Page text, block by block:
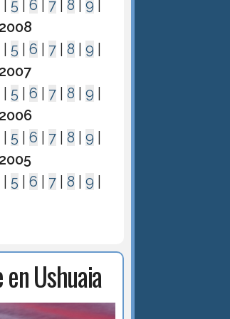
5 |6 7 |8 |9
5 |6 7 |8 |9
5 |6 7 |8 |9
5 |6 7 |8 |9
5 |6 7 |8 |9
Ushuaia